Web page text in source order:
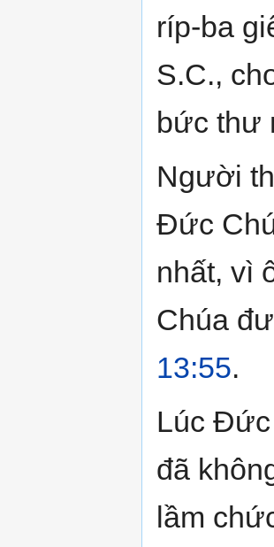
ríp-ba
S.C.,
bức thư
Người
Đức
nhất, vì
Chúa
13:55.
Lúc
đã
lầm